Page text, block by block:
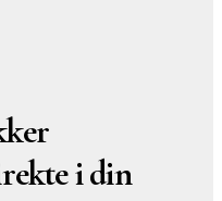
i din